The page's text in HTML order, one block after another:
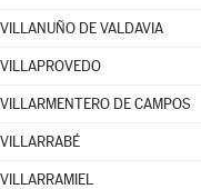
VILLANUÑO DE VALDAVIA
VILLAPROVEDO
VILLARMENTERO DE CAMPOS
VILLARRABÉ
VILLARRAMIEL